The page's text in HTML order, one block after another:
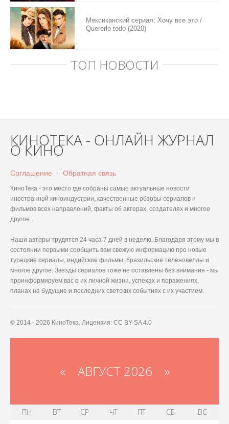
Мексиканский сериал: Хочу все это /
Quererlo todo (2020)
ТОП НОВОСТИ
КИНОТЕКА - ОНЛАЙН ЖУРНАЛ
О КИНО
Соглашение · Обратная связь
КиноТека - это место где собраны самые актуальные новости
иностранной киноиндустрии, качественные обзоры сериалов и
фильмов всех направлений, факты об актерах, создателях и многое
другое.
Наши авторы трудятся 24 часа 7 дней в неделю. Благодаря этому мы в
состоянии первыми сообщить вам свежую информацию про новые
турецкие сериалы, индийские фильмы, бразильские теленовеллы и
многое другое. Звезды сериалов тоже не оставлены без внимания - мы
проинформируем вас о их личной жизни, успехах и поражениях,
планах на будущие и последних светских событиях с их участием.
© 2014 - 2026 КиноТека. Лицензия: CC BY-SA 4.0
« АВГУСТ 2026 »
ПН ВТ СР ЧТ ПТ СБ ВС